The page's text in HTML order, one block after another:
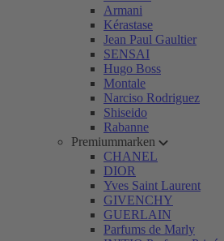
Armani
Kérastase
Jean Paul Gaultier
SENSAI
Hugo Boss
Montale
Narciso Rodriguez
Shiseido
Rabanne
Premiummarken
CHANEL
DIOR
Yves Saint Laurent
GIVENCHY
GUERLAIN
Parfums de Marly